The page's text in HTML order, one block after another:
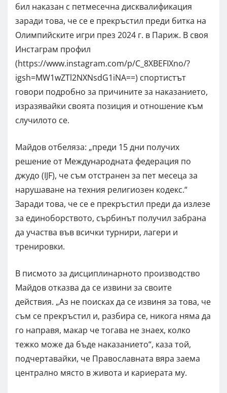
бил наказан с петмесечна дисквалификация
заради това, че се е прекръстил преди битка на
Олимпийските игри през 2024 г. в Париж. В своя
Инстаграм профил
(https://www.instagram.com/p/C_8XBEFIXno/?
igsh=MW1wZTl2NXNsdG1iNA==) спортистът
говори подробно за причините за наказанието,
изразявайки своята позиция и отношение към
случилото се.
Майдов отбеляза: „преди 15 дни получих
решение от Международната федерация по
джудо (IJF), че съм отстранен за пет месеца за
нарушаване на техния религиозен кодекс.“
Заради това, че се е прекръстил преди да излезе
за единоборството, сърбинът получил забрана
да участва във всички турнири, лагери и
тренировки.
В писмото за дисциплинарното производство
Майдов отказва да се извини за своите
действия. „Аз не поисках да се извиня за това, че
съм се прекръстил и, разбира се, никога няма да
го направя, макар че тогава не знаех, колко
тежко може да бъде наказанието“, каза той,
подчертавайки, че Православната вяра заема
централно място в живота и кариерата му.